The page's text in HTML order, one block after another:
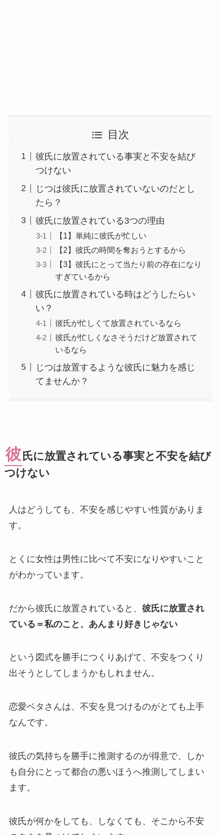
目次
彼氏に放置されている事実と不安を結び
つけない
じつは彼氏に放置されていないのだとし
たら？
彼氏に放置されている3つの理由
【1】単純に彼氏が忙しい
【2】彼氏の時間を奪おうとするから
【3】彼氏にとって当たり前の存在になり
すぎているから
彼氏に放置されている時はどうしたらい
い？
彼氏が忙しくて放置されているなら
彼氏が忙しくなさそうだけど放置されて
いるなら
じつは放置するような彼氏に魅力を感じ
てませんか？
彼 氏に放置されている事実と不安を結び
つけない
人はどうしても、不安を感じやすい性質がありま
す。
とくに女性は男性に比べて不安になりやすいこと
がわかっています。
だから彼氏に放置されていると、 彼氏に放置され
ている＝私のこと、あんまり好きじゃない
という図式を勝手につくりあげて、不安をつくり
出そうとしてしまうかもしれません。
恋愛ベタさんは、不安を見つけるのがとても上手
なんです。
彼氏の気持ちを勝手に推測するのが得意で、しか
も自分にとって都合の悪いほうへ推測してしまい
ます。
彼氏が何かをしても、しなくても、そこから不安